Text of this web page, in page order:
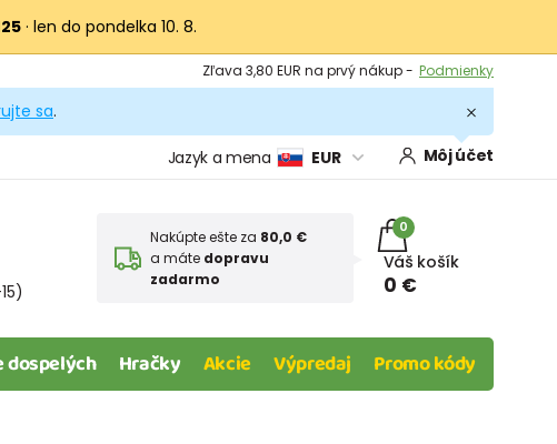
· len do pondelka 10. 8.
Zľava 3,80 EUR na prvý nákup - Podmienky
sa.
Jazyk a mena EUR Môj účet
Nakúpte ešte za 80,0 €
a máte dopravu
zadarmo
0
Váš košík
0 €
dospelých Hračky Akcie Výpredaj Promo kódy